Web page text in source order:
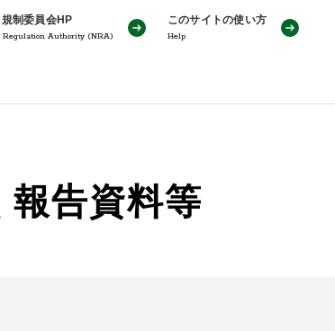
制委員会HP
Regulation Authority (NRA)
このサイトの使い方
Help
報告資料等